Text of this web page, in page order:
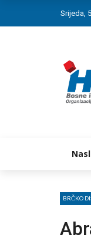
Srijeda,
BRČKO